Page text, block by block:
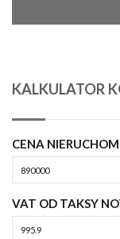
KALKULATOR
CENA
VAT OD TAKSY